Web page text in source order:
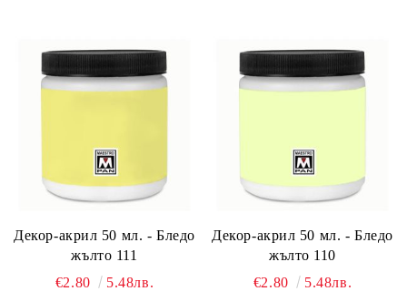
Декор-акрил 50 мл. - Бледо
жълто 111
€2.80
5.48лв.
Декор-акрил 50 мл. - Бледо
жълто 110
€2.80
5.48лв.